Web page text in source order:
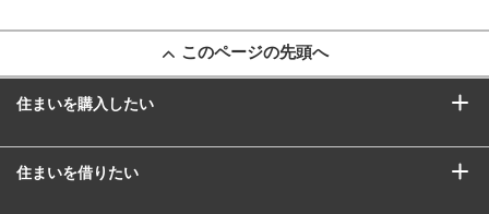
このページの先頭へ
住まいを購入したい
住まいを借りたい